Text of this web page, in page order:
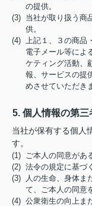
の提供。
(3) 当社が取り扱う商
供。
(4) 上記１、３の商品
電子メール等によ
ケティング活動、
報、サービスの提
めさせていただき
5. 個人情報の第三
当社が保有する個人
す。
(1) ご本人の同意があ
(2) 法令の規定に基づ
(3) 人の生命、身体ま
て、ご本人の同意
(4) 公衆衛生の向上ま